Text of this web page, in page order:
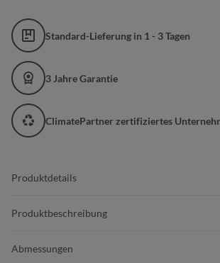
Standard-Lieferung in 1 - 3 Tagen
3 Jahre Garantie
ClimatePartner zertifiziertes
Produktdetails
Produktbeschreibung
Abmessungen